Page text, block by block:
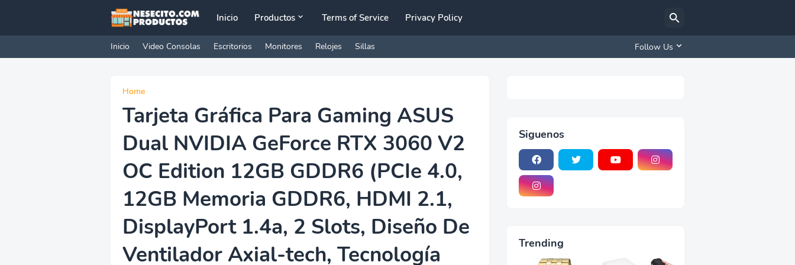
Inicio Productos Terms of Service Privacy Policy
Inicio Video Consolas Escritorios Monitores Relojes Sillas Follow Us
Home
Tarjeta Gráfica Para Gaming ASUS
Dual NVIDIA GeForce RTX 3060 V2
OC Edition 12GB GDDR6 (PCIe 4.0,
12GB Memoria GDDR6, HDMI 2.1,
DisplayPort 1.4a, 2 Slots, Diseño De
Ventilador Axial-tech, Tecnología
Siguenos
Trending